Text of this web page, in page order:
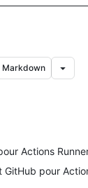
Markdown
Actions
pour